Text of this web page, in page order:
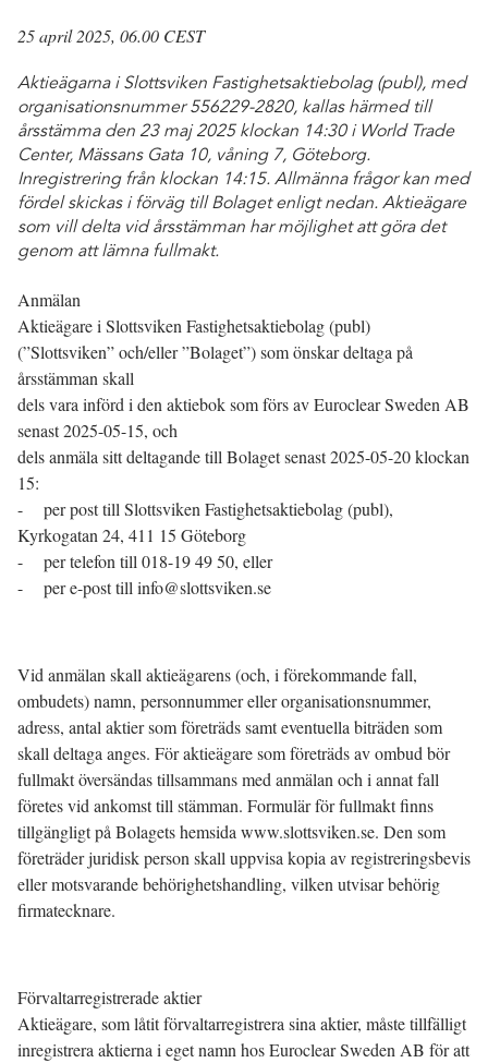
25 april 2025, 06.00 CEST
Aktieägarna i Slottsviken Fastighetsaktiebolag (publ), med
organisationsnummer 556229-2820, kallas härmed till
årsstämma den 23 maj 2025 klockan 14:30 i World Trade
Center, Mässans Gata 10, våning 7, Göteborg.
Inregistrering från klockan 14:15. Allmänna frågor kan med
fördel skickas i förväg till Bolaget enligt nedan. Aktieägare
som vill delta vid årsstämman har möjlighet att göra det
genom att lämna fullmakt.
Anmälan
Aktieägare i Slottsviken Fastighetsaktiebolag (publ)
(”Slottsviken” och/eller ”Bolaget”) som önskar deltaga på
årsstämman skall
dels vara införd i den aktiebok som förs av Euroclear Sweden AB
senast 2025-05-15, och
dels anmäla sitt deltagande till Bolaget senast 2025-05-20 klockan
15:
- per post till Slottsviken Fastighetsaktiebolag (publ),
Kyrkogatan 24, 411 15 Göteborg
- per telefon till 018-19 49 50, eller
- per e-post till info@slottsviken.se
Vid anmälan skall aktieägarens (och, i förekommande fall,
ombudets) namn, personnummer eller organisationsnummer,
adress, antal aktier som företräds samt eventuella biträden som
skall deltaga anges. För aktieägare som företräds av ombud bör
fullmakt översändas tillsammans med anmälan och i annat fall
företes vid ankomst till stämman. Formulär för fullmakt finns
tillgängligt på Bolagets hemsida www.slottsviken.se. Den som
företräder juridisk person skall uppvisa kopia av registreringsbevis
eller motsvarande behörighetshandling, vilken utvisar behörig
firmatecknare.
Förvaltarregistrerade aktier
Aktieägare, som låtit förvaltarregistrera sina aktier, måste tillfälligt
inregistrera aktierna i eget namn hos Euroclear Sweden AB för att